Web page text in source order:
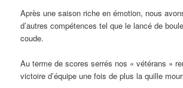
Après une saison riche en émotion, nous
d’autres compétences tel que le lancé de
coude.
Au terme de scores serrés nos « vétérans »
victoire d’équipe une fois de plus la quille